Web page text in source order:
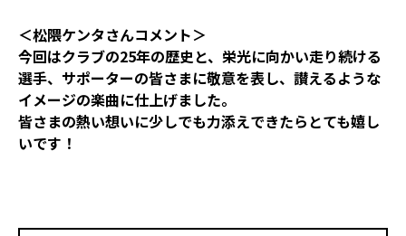
＜松隈ケンタさんコメント＞
今回はクラブの25年の歴史と、栄光に向かい走り続ける
選手、サポーターの皆さまに敬意を表し、讃えるような
イメージの楽曲に仕上げました。
皆さまの熱い想いに少しでも力添えできたらとても嬉し
いです！